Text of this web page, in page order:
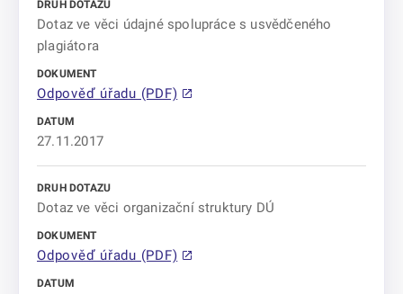
Dotaz ve věci údajné spolupráce s usvědčeného
plagiátora
Odpověď úřadu (PDF)
27.11.2017
Dotaz ve věci organizační struktury DÚ
Odpověď úřadu (PDF)